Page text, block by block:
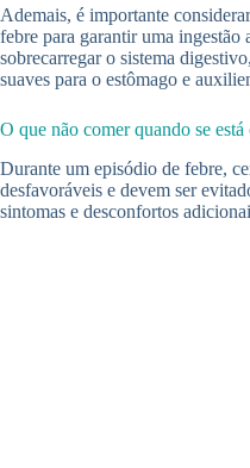
Ademais, é importante
febre para garantir uma ingestão
sobrecarregar o sistema
suaves para o estômago e
O que não comer quando se
Durante um episódio de febre,
desfavoráveis e devem ser
sintomas e desconfortos